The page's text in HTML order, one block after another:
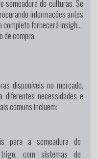
semeadura de culturas. Se
informações antes
fornecerá insights
de compra.
disponíveis no mercado,
necessidades e
comuns incluem:
para a semeadura de
com sistemas de